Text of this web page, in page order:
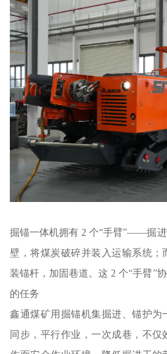
掘锚一体机拥有 2 个“手臂”——掘
壁，将煤炭破碎并装入运输系统
装锚杆，加固巷道。这 2 个“手臂”
的任务
鑫通煤矿用掘锚机集掘进、锚护
同步，平行作业，一次成巷，不